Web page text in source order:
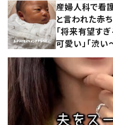
産婦人科で看
と言われた赤
「将来有望す
可愛い」「渋い